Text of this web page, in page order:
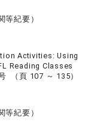
等紀要）
Activities: Using
Reading Classes
（頁 107 ～ 135）
等紀要）